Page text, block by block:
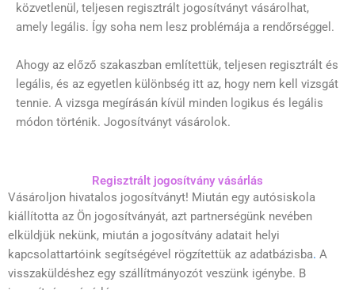
közvetlenül, teljesen regisztrált jogosítványt vásárolhat,
amely legális. Így soha nem lesz problémája a rendőrséggel.
Ahogy az előző szakaszban említettük, teljesen regisztrált és
legális, és az egyetlen különbség itt az, hogy nem kell vizsgát
tennie. A vizsga megírásán kívül minden logikus és legális
módon történik. Jogosítványt vásárolok.
Regisztrált jogosítvány vásárlás
Vásároljon hivatalos jogosítványt! Miután egy autósiskola
kiállította az Ön jogosítványát, azt partnerségünk nevében
elküldjük nekünk, miután a jogosítvány adatait helyi
kapcsolattartóink segítségével rögzítettük az adatbázisba. A
visszaküldéshez egy szállítmányozót veszünk igénybe. B